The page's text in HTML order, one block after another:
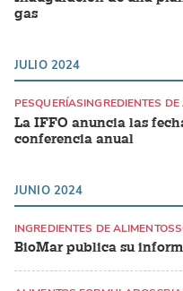
gas
JULIO 2024
La IFFO anuncia las
conferencia anual
PESQUERÍASINGREDIENTES
JUNIO 2024
BioMar publica su
INGREDIENTES DE ALIMENTOS